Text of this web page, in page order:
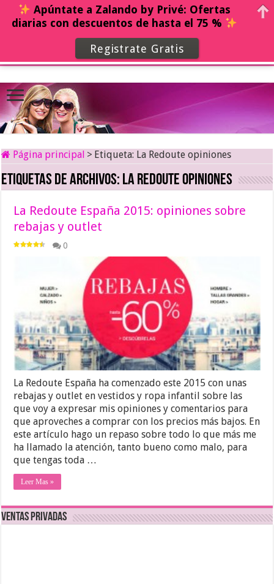
Página principal > Etiqueta: La Redoute opiniones
Etiquetas de archivos: La Redoute opiniones
La Redoute España 2015: opiniones sobre
rebajas y outlet
0
La Redoute España ha comenzado este 2015 con unas
rebajas y outlet en vestidos y ropa infantil sobre las
que voy a expresar mis opiniones y comentarios para
que aproveches a comprar con los precios más bajos. En
este artículo hago un repaso sobre todo lo que más me
ha llamado la atención, tanto bueno como malo, para
que tengas toda …
Leer Mas »
Ventas Privadas
Apúntate a Zalando by Privé: Ofertas
diarias con descuentos de hasta el 75 %
Registrate Gratis